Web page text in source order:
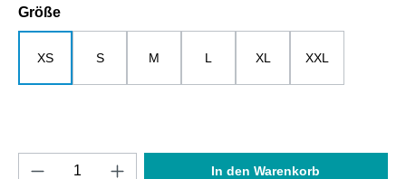
Größeauswählen
XS S M L XL XXL
Produkt Anzahl: Gib den gewünschten
In den Warenkorb